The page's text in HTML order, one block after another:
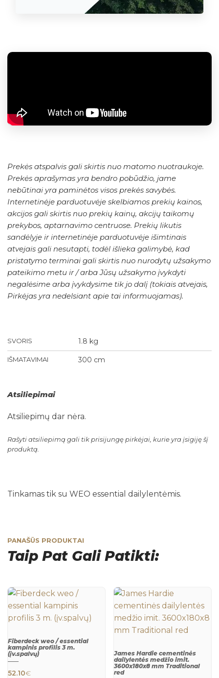
Prekės atspalvis gali skirtis nuo matomo nuotraukoje.
Prekės aprašymas yra bendro pobūdžio, jame
nebūtinai yra paminėtos visos prekės savybės.
Internetinėje parduotuvėje skelbiamos prekių kainos,
akcijos gali skirtis nuo prekių kainų, akcijų taikomų
prekybos, aptarnavimo centruose. Prekių likutis
sandėlyje ir internetinėje parduotuvėje išimtinais
atvejais gali nesutapti, todėl išlieka galimybė, kad
pristatymo terminai gali skirtis nuo nurodytų užsakymo
pateikimo metu ir / arba Jūsų užsakymo įvykdyti
negalėsime arba įvykdysime tik jo dalį (tokiais atvejais,
Pirkėjas yra nedelsiant apie tai informuojamas).
SVORIS 1.8 kg
IŠMATAVIMAI 300 cm
Atsiliepimai
Atsiliepimų dar nėra.
Rašyti atsiliepimą gali tik prisijungę pirkėjai, kurie yra įsigiję šį
produktą.
Tinkamas tik su WEO essential dailylentėmis.
PANAŠŪS PRODUKTAI
Taip Pat Gali Patikti:
This product has multiple variants. The
Fiberdeck weo / essential
kampinis profilis 3 m.
(įv.spalvų)
52.10€
James Hardie cementinės
dailylentės medžio imit.
3600x180x8 mm Traditional
red